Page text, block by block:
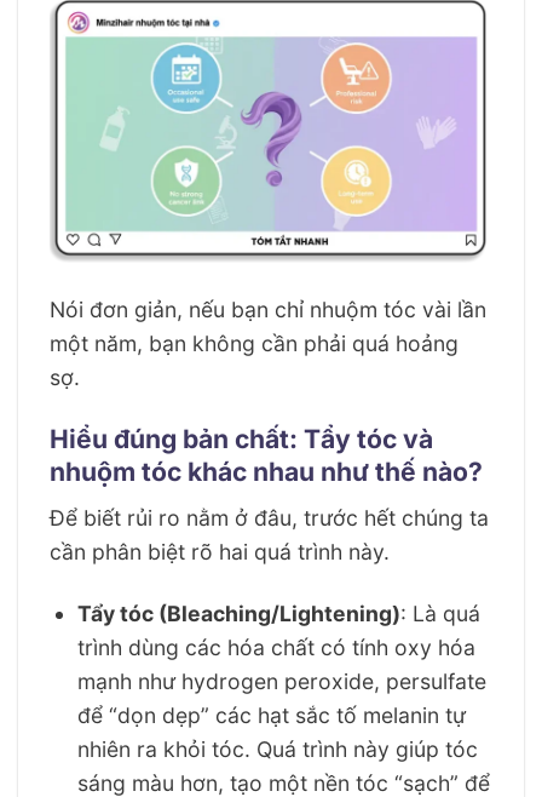
Nói đơn giản, nếu bạn chỉ nhuộm tóc vài lần
một năm, bạn không cần phải quá hoảng
sợ.
Hiểu đúng bản chất: Tẩy tóc và
nhuộm tóc khác nhau như thế nào?
Để biết rủi ro nằm ở đâu, trước hết chúng ta
cần phân biệt rõ hai quá trình này.
Tẩy tóc (Bleaching/Lightening): Là quá
trình dùng các hóa chất có tính oxy hóa
mạnh như hydrogen peroxide, persulfate
để “dọn dẹp” các hạt sắc tố melanin tự
nhiên ra khỏi tóc. Quá trình này giúp tóc
sáng màu hơn, tạo một nền tóc “sạch” để